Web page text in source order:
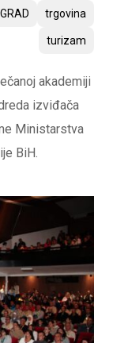
trgovina
turizam
akademiji
izviđača
Ministarstva
BiH.